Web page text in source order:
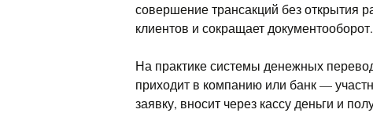
совершение трансакций без открытия
клиентов и сокращает документооборот.
На практике системы денежных
приходит в компанию или банк —
заявку, вносит через кассу деньги и